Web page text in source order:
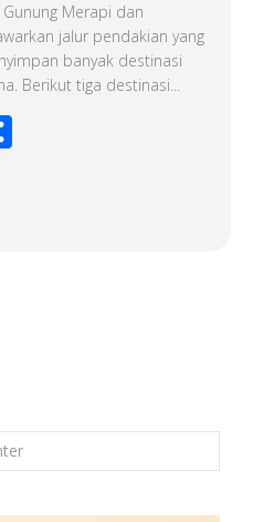
Merapi dan
jalur pendakian yang
banyak destinasi
Berikut tiga destinasi...